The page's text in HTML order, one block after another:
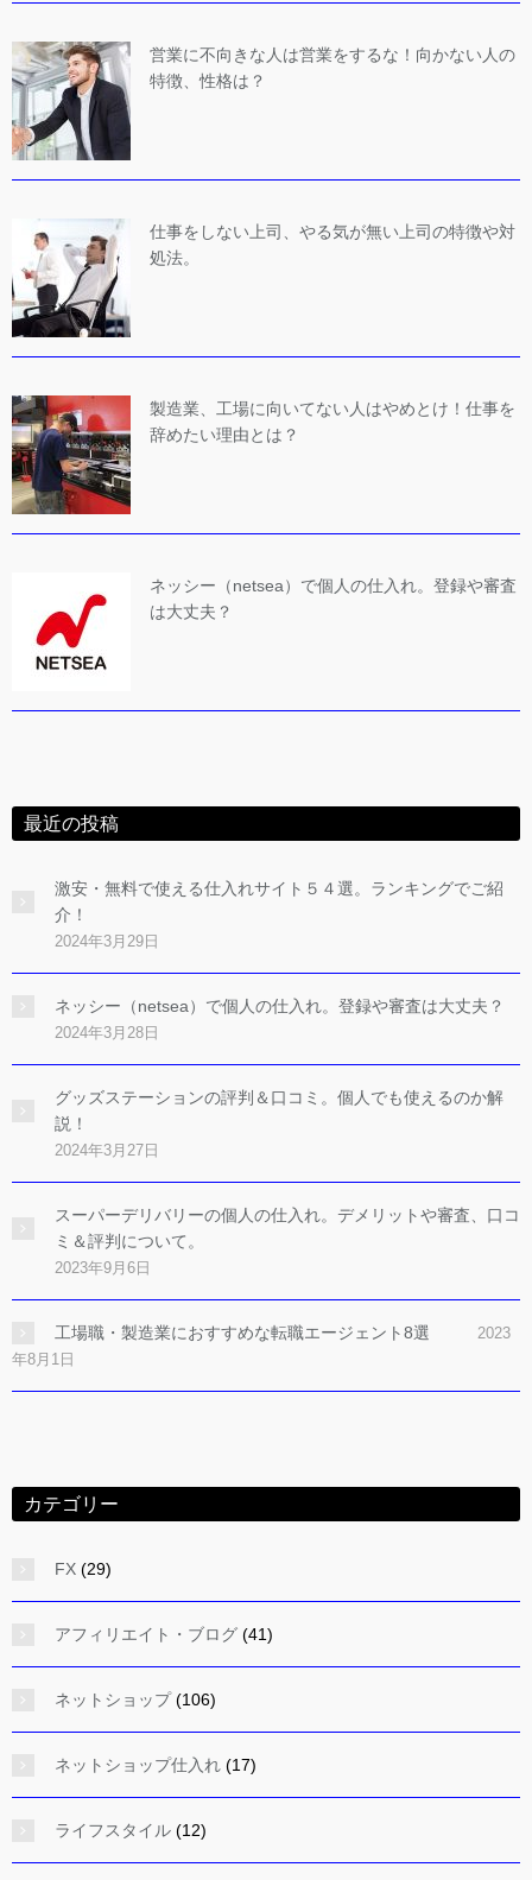
営業に不向きな人は営業をするな！向かない人の
特徴、性格は？
仕事をしない上司、やる気が無い上司の特徴や対
処法。
製造業、工場に向いてない人はやめとけ！仕事を
辞めたい理由とは？
ネッシー（netsea）で個人の仕入れ。登録や審査
は大丈夫？
最近の投稿
激安・無料で使える仕入れサイト５４選。ランキングでご紹
介！
2024年3月29日
ネッシー（netsea）で個人の仕入れ。登録や審査は大丈夫？
2024年3月28日
グッズステーションの評判＆口コミ。個人でも使えるのか解
説！
2024年3月27日
スーパーデリバリーの個人の仕入れ。デメリットや審査、口コ
ミ＆評判について。
2023年9月6日
工場職・製造業におすすめな転職エージェント8選
2023
年8月1日
カテゴリー
FX (29)
アフィリエイト・ブログ (41)
ネットショップ(106)
ネットショップ仕入れ (17)
ライフスタイル (12)